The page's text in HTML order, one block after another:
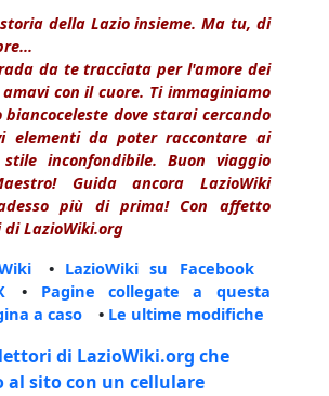
della Lazio insieme. Ma tu, di
da te tracciata per l'amore dei
con il cuore. Ti immaginiamo
dove starai cercando
elementi da poter raccontare ai
inconfondibile. Buon viaggio
Guida ancora LazioWiki
più di prima! Con affetto
LazioWiki.org
• LazioWiki su Facebook
• Pagine collegate a questa
a caso • Le ultime modifiche
di LazioWiki.org che
al sito con un cellulare